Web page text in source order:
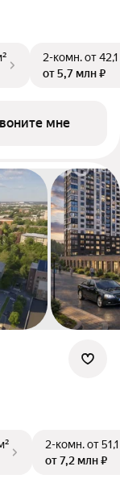
2-комн.от
от 5,7 млн ₽
мне
2-комн.от
от 7,2 млн ₽